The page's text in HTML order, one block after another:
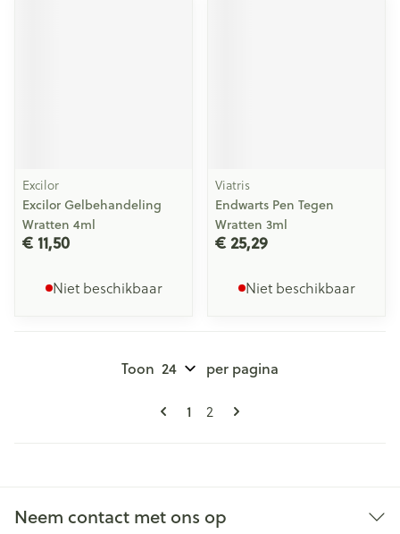
Excilor
Excilor Gelbehandeling
Wratten 4ml
€ 11,50
Niet beschikbaar
Viatris
Endwarts Pen Tegen
Wratten 3ml
€ 25,29
Niet beschikbaar
Pagina's
U lees momenteel pagina
1 Pagina
2
Toon per pagina
Neem contact met ons op